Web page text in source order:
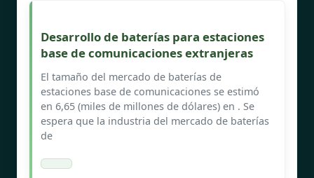
Desarrollo de baterías para estaciones
base de comunicaciones extranjeras
El tamaño del mercado de baterías de
estaciones base de comunicaciones se estimó
en 6,65 (miles de millones de dólares) en . Se
espera que la industria del mercado de baterías
de